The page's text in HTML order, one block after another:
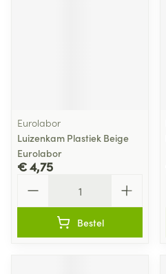
Eurolabor
Luizenkam Plastiek Beige
Eurolabor
€ 4,75
Bestel